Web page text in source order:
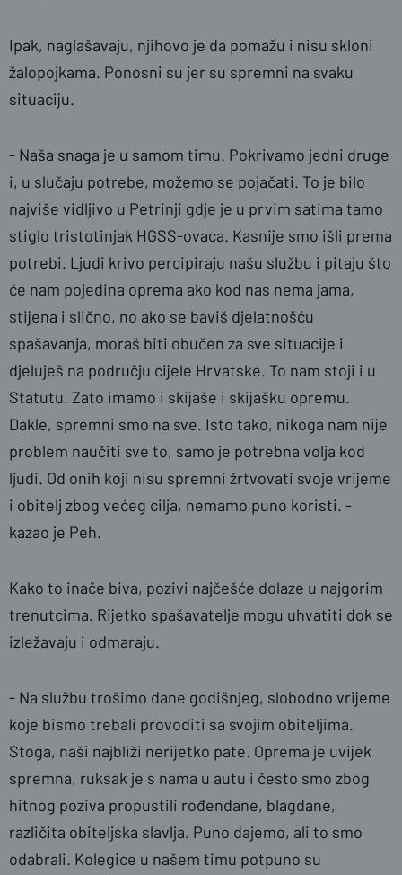
Ipak, naglašavaju, njihovo je da pomažu i nisu skloni
žalopojkama. Ponosni su jer su spremni na svaku
situaciju.
- Naša snaga je u samom timu. Pokrivamo jedni druge
i, u slučaju potrebe, možemo se pojačati. To je bilo
najviše vidljivo u Petrinji gdje je u prvim satima tamo
stiglo tristotinjak HGSS-ovaca. Kasnije smo išli prema
potrebi. Ljudi krivo percipiraju našu službu i pitaju što
će nam pojedina oprema ako kod nas nema jama,
stijena i slično, no ako se baviš djelatnošću
spašavanja, moraš biti obučen za sve situacije i
djeluješ na području cijele Hrvatske. To nam stoji i u
Statutu. Zato imamo i skijaše i skijašku opremu.
Dakle, spremni smo na sve. Isto tako, nikoga nam nije
problem naučiti sve to, samo je potrebna volja kod
ljudi. Od onih koji nisu spremni žrtvovati svoje vrijeme
i obitelj zbog većeg cilja, nemamo puno koristi. -
kazao je Peh.
Kako to inače biva, pozivi najčešće dolaze u najgorim
trenutcima. Rijetko spašavatelje mogu uhvatiti dok se
izležavaju i odmaraju.
- Na službu trošimo dane godišnjeg, slobodno vrijeme
koje bismo trebali provoditi sa svojim obiteljima.
Stoga, naši najbliži nerijetko pate. Oprema je uvijek
spremna, ruksak je s nama u autu i često smo zbog
hitnog poziva propustili rođendane, blagdane,
različita obiteljska slavlja. Puno dajemo, ali to smo
odabrali. Kolegice u našem timu potpuno su